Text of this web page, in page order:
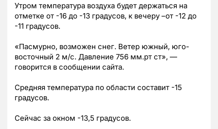
Утром температура воздуха будет держаться на
отметке от -16 до -13 градусов, к вечеру –от -12 до
-11 градусов.
«Пасмурно, возможен снег. Ветер южный, юго-
восточный 2 м/с. Давление 756 мм.рт ст», —
говорится в сообщении сайта.
Средняя температура по области составит -15
градусов.
Сейчас за окном -13,5 градусов.